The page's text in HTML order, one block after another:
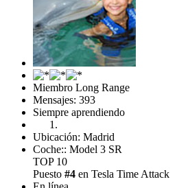
Miembro Long Range
Mensajes: 393
Siempre aprendiendo
Ubicación: Madrid
Coche:: Model 3 SR
TOP 10
Puesto #4 en Tesla Time Attack